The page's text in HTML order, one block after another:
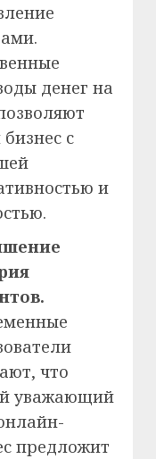
денег на
бизнес с
и
что
уважающий
предложит